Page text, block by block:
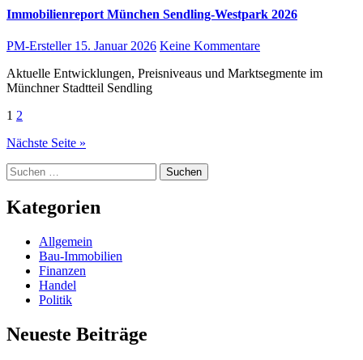
Immobilienreport München Sendling-Westpark 2026
PM-Ersteller 15. Januar 2026 Keine Kommentare
Aktuelle Entwicklungen, Preisniveaus und Marktsegmente im
Münchner Stadtteil Sendling
Seitennummerierung
der
Beiträge
1 2
Nächste Seite »
Suchen
nach:
Kategorien
Allgemein
Bau-Immobilien
Finanzen
Handel
Politik
Neueste Beiträge